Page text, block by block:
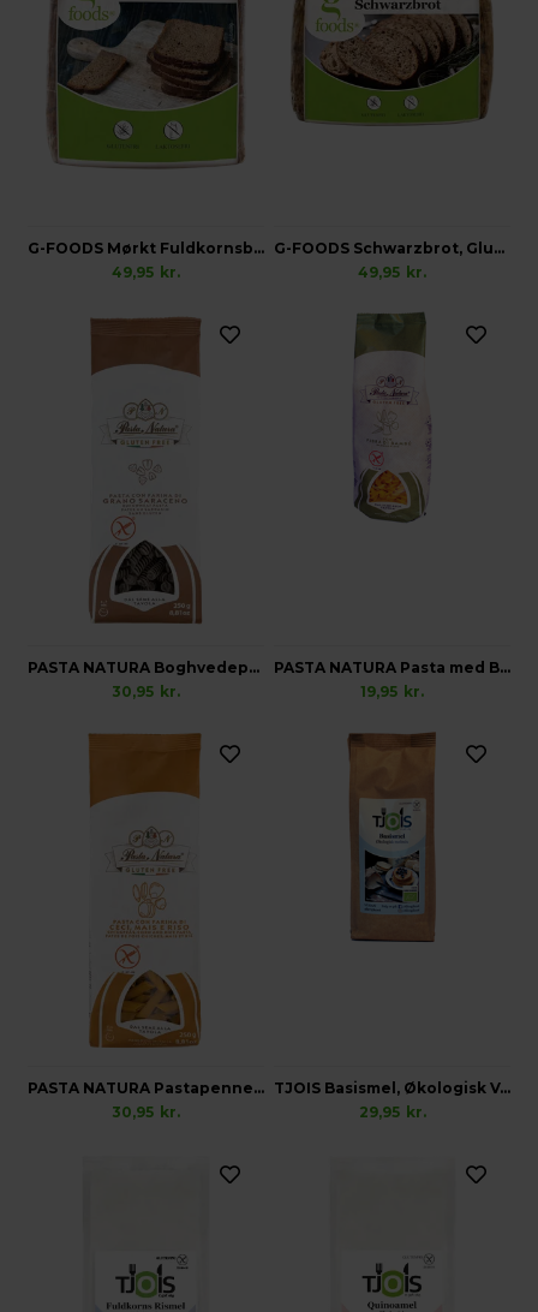
G-FOODS Mørkt Fuldkornsbrød, Glutenfri
49,95 kr.
G-FOODS Schwarzbrot, Glutenfri
49,95 kr.
PASTA NATURA Boghvedepasta, Glutenfri
30,95 kr.
PASTA NATURA Pasta med Bambusfibre, Glutenfri
19,95 kr.
PASTA NATURA Pastapenne, Glutenfri
30,95 kr.
TJOIS Basismel, Økologisk Vegansk Glutenfri
29,95 kr.